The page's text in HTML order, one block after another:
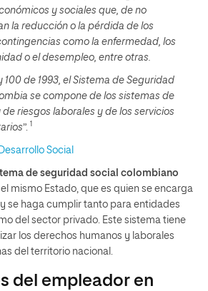
y sociales que, de no
la reducción o la pérdida de los
como la enfermedad, los
o el desempleo, entre otras.
100 de 1993, el Sistema de Seguridad
se compone de los sistemas de
riesgos laborales y de los servicios
”. 1
Social
de seguridad social colombiano
mismo Estado, que es quien se encarga
se haga cumplir tanto para entidades
del sector privado. Este sistema tiene
los derechos humanos y laborales
del territorio nacional.
del empleador en